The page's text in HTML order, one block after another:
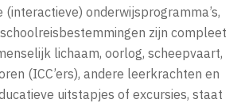
onderwijsprogramma’s,
zijn compleet
lichaam, oorlog, scheepvaart,
(ICC’ers), andere leerkrachten en
uitstapjes of excursies, staat